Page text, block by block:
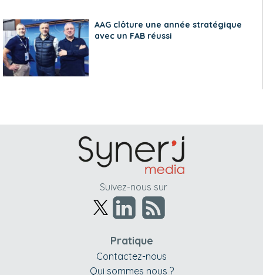
AAG clôture une année stratégique
avec un FAB réussi
Suivez-nous sur
Pratique
Contactez-nous
Qui sommes nous ?